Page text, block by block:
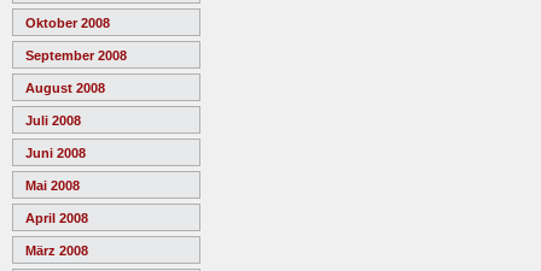
Oktober 2008
September 2008
August 2008
Juli 2008
Juni 2008
Mai 2008
April 2008
März 2008